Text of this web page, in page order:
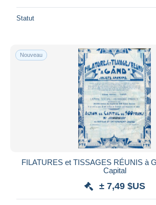
Statut
Nouveau
FILATURES et TISSAGES RÉUNIS à
Capital
± 7,49 $US